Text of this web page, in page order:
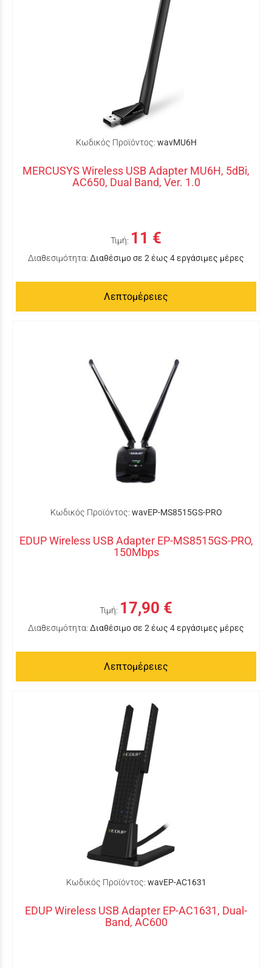
Κωδικός Προϊόντος: wavMU6H
MERCUSYS Wireless USB Adapter MU6H, 5dBi,
AC650, Dual Band, Ver. 1.0
Τιμή: 11 €
Διαθεσιμότητα: Διαθέσιμο σε 2 έως 4 εργάσιμες μέρες
Λεπτομέρειες
Κωδικός Προϊόντος: wavEP-MS8515GS-PRO
EDUP Wireless USB Adapter EP-MS8515GS-PRO,
150Mbps
Τιμή: 17,90 €
Διαθεσιμότητα: Διαθέσιμο σε 2 έως 4 εργάσιμες μέρες
Λεπτομέρειες
Κωδικός Προϊόντος: wavEP-AC1631
EDUP Wireless USB Adapter EP-AC1631, Dual-
Band, AC600